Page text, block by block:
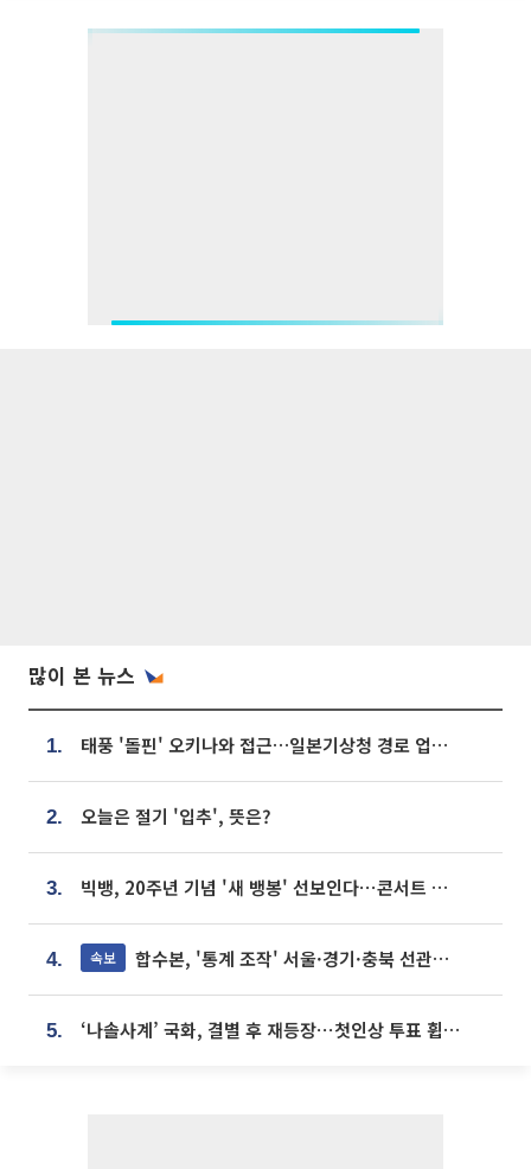
많이 본 뉴스
1. 태풍 '돌핀' 오키나와 접근…일본기상청 경로 업데이트
2. 오늘은 절기 '입추', 뜻은?
3. 빅뱅, 20주년 기념 '새 뱅봉' 선보인다⋯콘서트 앞두고 팝업 개최
4. 속보 합수본, '통계 조작' 서울·경기·충북 선관위 등 추가 압수수색
5. ‘나솔사계’ 국화, 결별 후 재등장⋯첫인상 투표 휩쓸고 ‘인기녀’ 등극